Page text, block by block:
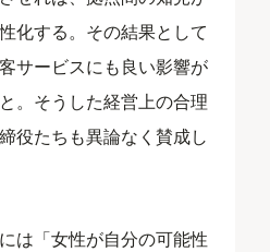
化する。その結果として
サービスにも良い影響が
。そうした経営上の合理
役たちも異論なく賛成し
は「女性が自分の可能性